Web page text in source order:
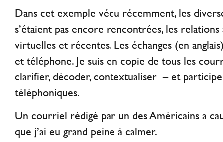
Dans cet exemple vécu récemment, les
s’étaient pas encore rencontrées, les
virtuelles et récentes. Les échanges (en
et téléphone. Je suis en copie de tous les
clarifier, décoder, contextualiser – et
téléphoniques.
Un courriel rédigé par un des Américains a
que j’ai eu grand peine à calmer.